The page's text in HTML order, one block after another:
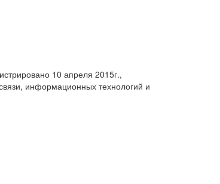
10 апреля 2015г.,
информационных технологий и